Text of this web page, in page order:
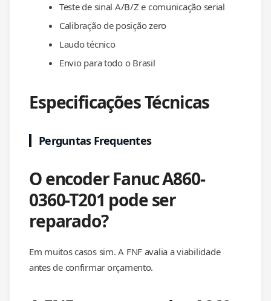
Teste de sinal A/B/Z e comunicação serial
Calibração de posição zero
Laudo técnico
Envio para todo o Brasil
Especificações Técnicas
Perguntas Frequentes
O encoder Fanuc A860-
0360-T201 pode ser
reparado?
Em muitos casos sim. A FNF avalia a viabilidade
antes de confirmar orçamento.